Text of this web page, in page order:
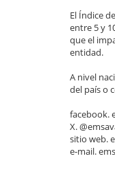
El Índice
entre 5 y
que el
entidad.
A nivel
del país o
facebook.
X.
sitio web.
e-mail.